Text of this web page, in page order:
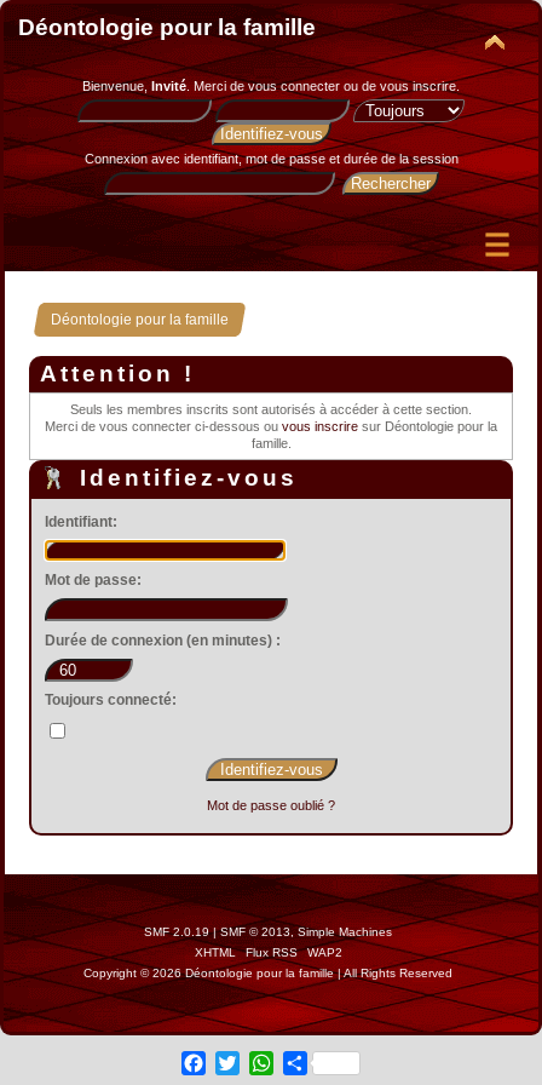
Déontologie pour la famille
Bienvenue, Invité. Merci devous connecter ou de vous inscrire.
Connexion avec identifiant, mot de passe et durée de la session
Déontologie pour la famille
Attention !
Seuls les membres inscrits sont autorisés à accéder à cette section.
Merci de vous connecter ci-dessous ou vous inscrire sur Déontologie pour la
famille.
Identifiez-vous
Identifiant:
Mot de passe:
Durée de connexion (en minutes) :
Toujours connecté:
Mot de passe oublié ?
SMF 2.0.19|SMF © 2013, Simple Machines
XHTML
Flux RSS
WAP2
Copyright © 2026 Déontologie pour la famille | All Rights Reserved
Facebook
Twitter WhatsApp
Share